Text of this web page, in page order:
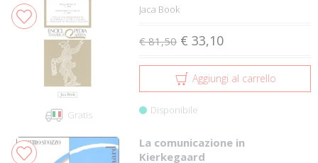
Gratis
Jaca Book
€ 81,50 € 33,10
Aggiungi al carrello
Disponibile
La comunicazione in
Kierkegaard